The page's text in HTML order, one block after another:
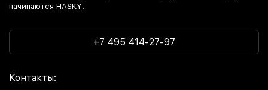
начинаются HASKY!
+7 495 414-27-97
Контакты: